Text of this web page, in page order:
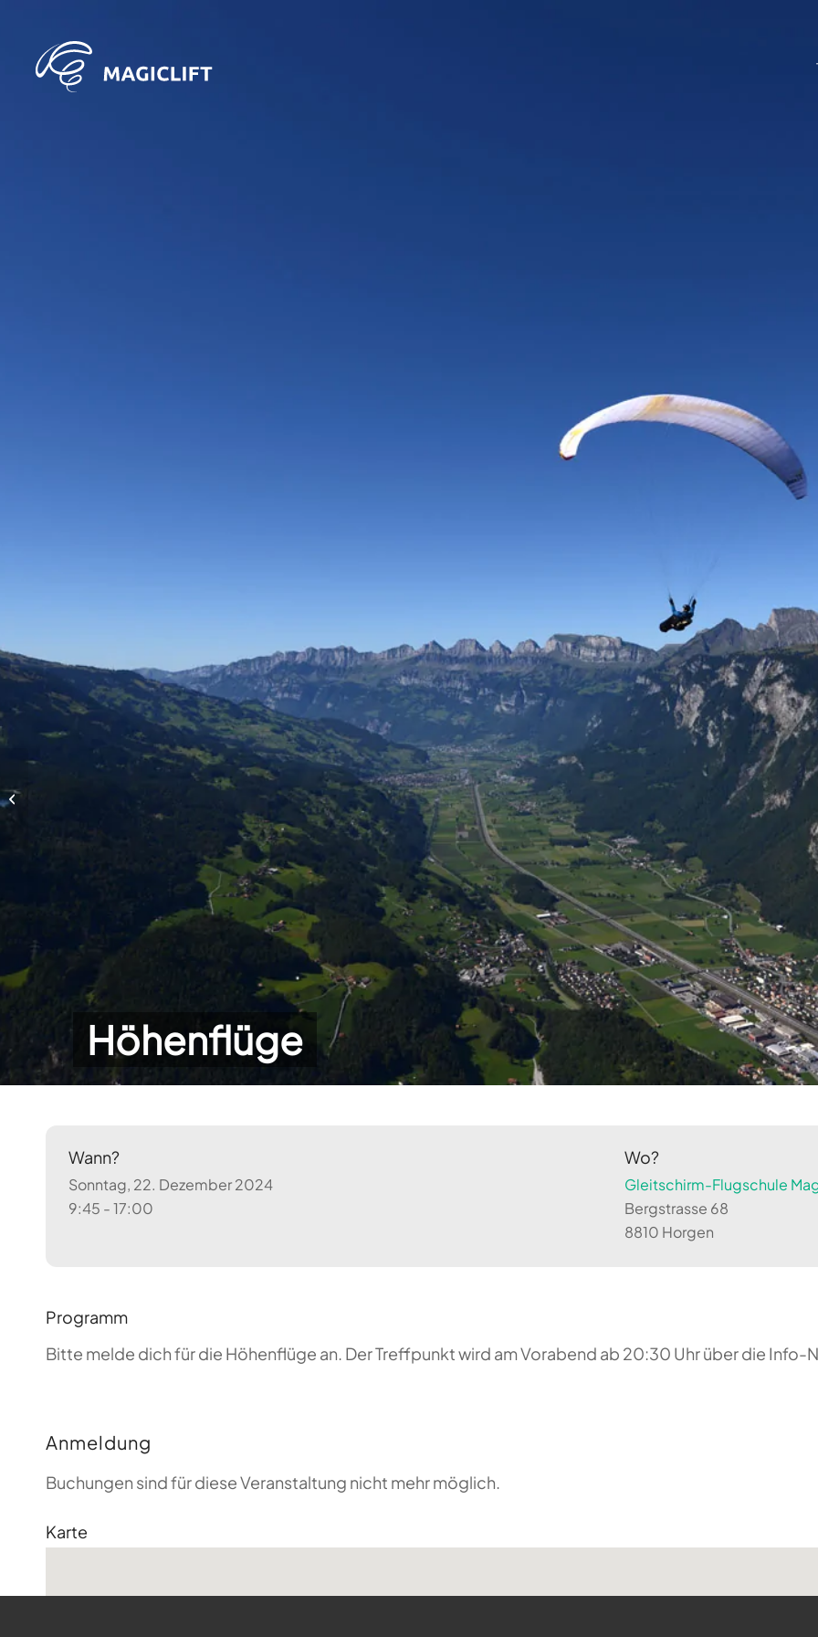
Höhenflüge
Wann?
Sonntag, 22. Dezember 2024
9:45 - 17:00
Wo?
Gleitschirm-Flugschule
Bergstrasse 68
8810 Horgen
Programm
Bitte melde dich für die Höhenflüge an. Der Treffpunkt wird am Vorabend ab 20:30 Uhr über die Info-
Anmeldung
Buchungen sind für diese Veranstaltung nicht mehr möglich.
Karte